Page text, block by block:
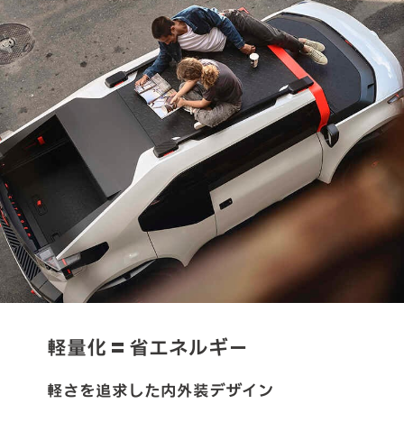
軽量化 = 省エネルギー
軽さを追求した内外装デザイン